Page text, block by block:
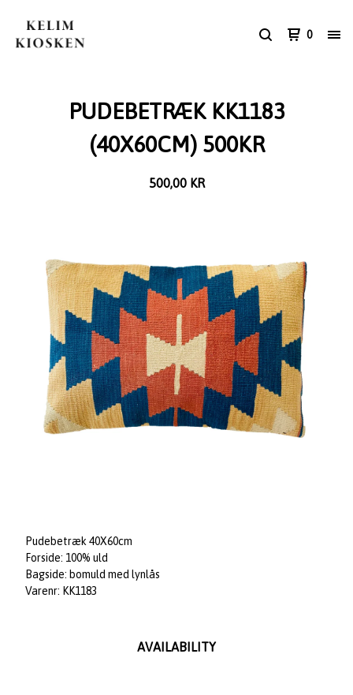
0
PUDEBETRÆK KK1183
(40X60CM) 500KR
500,00 KR
Pudebetræk 40X60cm
Forside: 100% uld
Bagside: bomuld med lynlås
Varenr: KK1183
AVAILABILITY